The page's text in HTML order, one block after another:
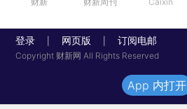
登录 网页版 订阅电邮
Copyright 财新网 All Rights Reserved
App 内打开